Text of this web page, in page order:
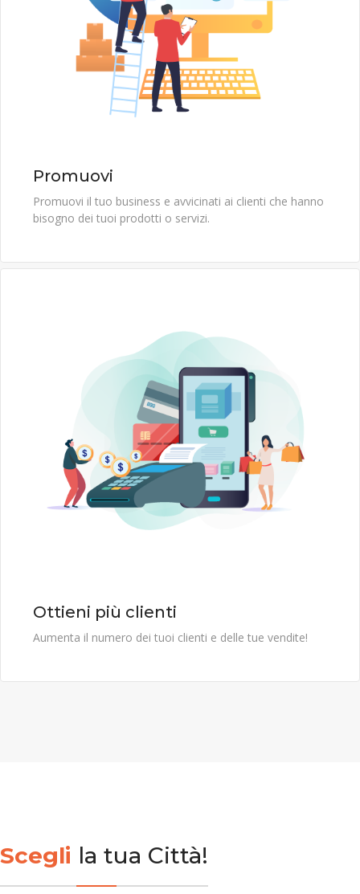
Promuovi
Promuovi il tuo business e avvicinati ai clienti che hanno
bisogno dei tuoi prodotti o servizi.
Ottieni più clienti
Aumenta il numero dei tuoi clienti e delle tue vendite!
Scegli la tua Città!